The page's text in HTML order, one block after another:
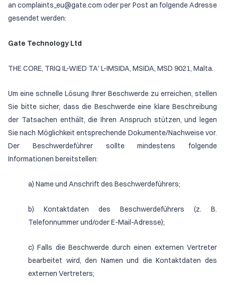
an complaints_eu@gate.com oder per Post an folgende Adresse
gesendet werden:
Gate Technology Ltd
THE CORE, TRIQ IL-WIED TA' L-IMSIDA, MSIDA, MSD 9021, Malta.
Um eine schnelle Lösung Ihrer Beschwerde zu erreichen, stellen
Sie bitte sicher, dass die Beschwerde eine klare Beschreibung
der Tatsachen enthält, die Ihren Anspruch stützen, und legen
Sie nach Möglichkeit entsprechende Dokumente/Nachweise vor.
Der Beschwerdeführer sollte mindestens folgende
Informationen bereitstellen:
a) Name und Anschrift des Beschwerdeführers;
b) Kontaktdaten des Beschwerdeführers (z. B.
Telefonnummer und/oder E-Mail-Adresse);
c) Falls die Beschwerde durch einen externen Vertreter
bearbeitet wird, den Namen und die Kontaktdaten des
externen Vertreters;